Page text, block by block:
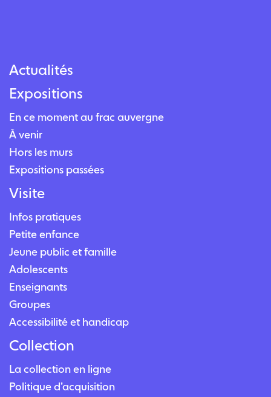
Actualités
Expositions
En ce moment au frac auvergne
À venir
Hors les murs
Expositions passées
Visite
Infos pratiques
Petite enfance
Jeune public et famille
Adolescents
Enseignants
Groupes
Accessibilité et handicap
Collection
La collection en ligne
Politique d’acquisition